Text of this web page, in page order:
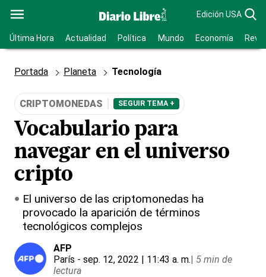
Edición USA
Última Hora Actualidad Política Mundo Economía
Portada Planeta Tecnología
CRIPTOMONEDAS SEGUIR TEMA +
Vocabulario para
navegar en el universo
cripto
El universo de las criptomonedas ha
provocado la aparición de términos
tecnológicos complejos
AFP
París - sep. 12, 2022 | 11:43 a. m.| 5 min de
lectura